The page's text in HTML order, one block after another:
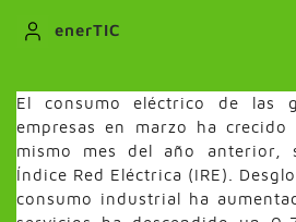
enerTIC
El consumo eléctrico de las
empresas en marzo ha
mismo mes del año anterior,
Índice Red Eléctrica (IRE).
consumo industrial ha